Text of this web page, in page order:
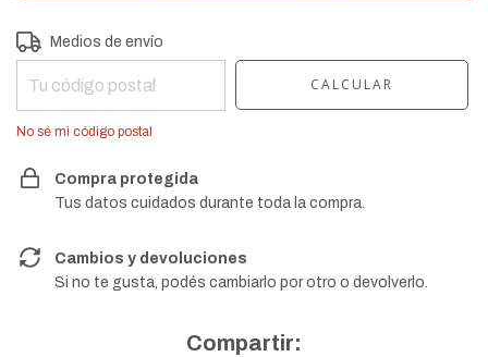
Entregas para el CP:
Medios de envío
CALCULAR
No sé mi código postal
Compra protegida
Tus datos cuidados durante toda la compra.
Cambios y devoluciones
Si no te gusta, podés cambiarlo por otro o devolverlo.
Compartir: